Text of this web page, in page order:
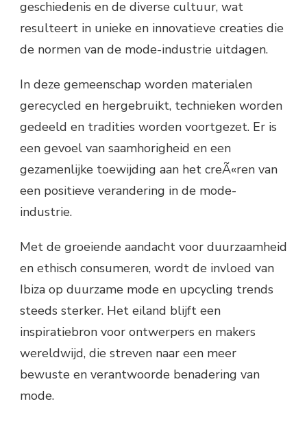
geschiedenis en de diverse cultuur, wat
resulteert in unieke en innovatieve creaties die
de normen van de mode-industrie uitdagen.
In deze gemeenschap worden materialen
gerecycled en hergebruikt, technieken worden
gedeeld en tradities worden voortgezet. Er is
een gevoel van saamhorigheid en een
gezamenlijke toewijding aan het creÃ«ren van
een positieve verandering in de mode-
industrie.
Met de groeiende aandacht voor duurzaamheid
en ethisch consumeren, wordt de invloed van
Ibiza op duurzame mode en upcycling trends
steeds sterker. Het eiland blijft een
inspiratiebron voor ontwerpers en makers
wereldwijd, die streven naar een meer
bewuste en verantwoorde benadering van
mode.